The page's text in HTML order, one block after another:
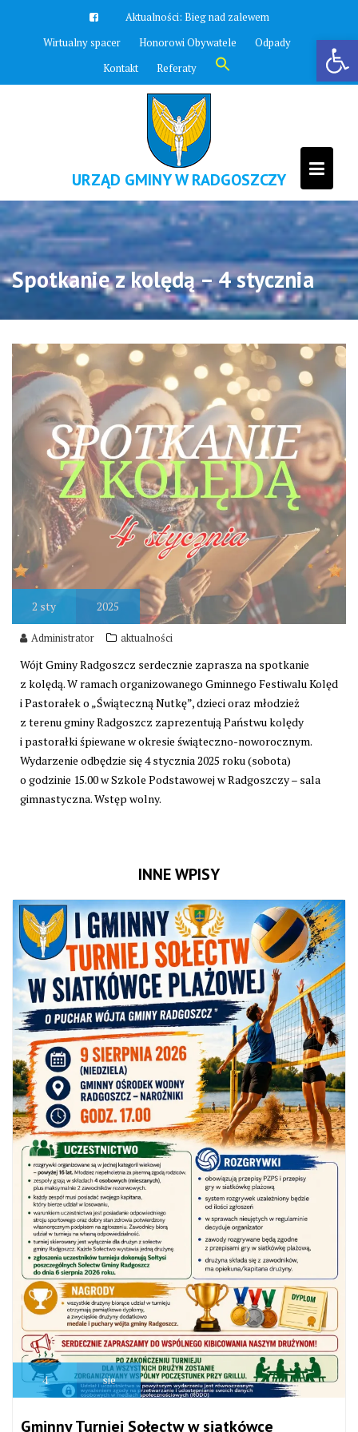
Otwórz pasek narzędzi
Aktualności:Zawyją syreny
Wirtualny spacer
Honorowi Obywatele
Odpady
Kontakt
Referaty Search
for:
Search Button
URZĄD GMINY W RADGOSZCZY
Spotkanie z kolędą – 4 stycznia
2 sty 2025
Administrator aktualności
Wójt Gminy Radgoszcz serdecznie zaprasza na spotkanie
z kolędą. W ramach organizowanego Gminnego Festiwalu Kolęd
i Pastorałek o „Świąteczną Nutkę”, dzieci oraz młodzież
z terenu gminy Radgoszcz zaprezentują Państwu kolędy
i pastorałki śpiewane w okresie świąteczno-noworocznym.
Wydarzenie odbędzie się4 stycznia 2025 roku (sobota)
o godzinie 15.00 w Szkole Podstawowej w Radgoszczy – sala
gimnastyczna.Wstęp wolny.
INNE WPISY
4 sie
Gminny Turniej Sołectw w siatkówce